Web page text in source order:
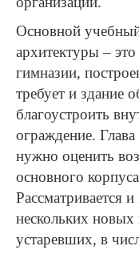
Основной
архитектуры –
гимназии,
требует и здание
благоустроить
ограждение.
нужно оценить
основного
Рассматривается
нескольких
устаревших, в